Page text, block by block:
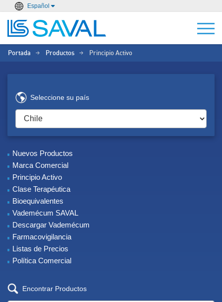
Español
Portada > Productos > Principio Activo
Seleccione su país
Nuevos Productos
Marca Comercial
Principio Activo
Clase Terapéutica
Bioequivalentes
Vademécum SAVAL
Descargar Vademécum
Farmacovigilancia
Listas de Precios
Política Comercial
Encontrar Productos